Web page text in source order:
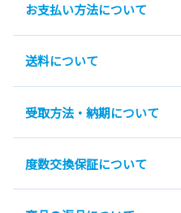
お支払い方法について
送料について
受取方法・納期について
度数交換保証について